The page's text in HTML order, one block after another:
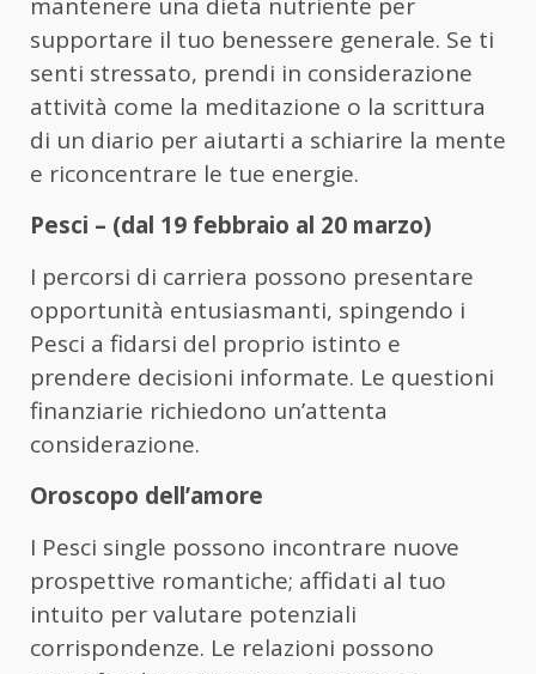
supportare il tuo benessere generale. Se ti
senti stressato, prendi in considerazione
attività come la meditazione o la scrittura
di un diario per aiutarti a schiarire la mente
e riconcentrare le tue energie.
Pesci – (dal 19 febbraio al 20 marzo)
I percorsi di carriera possono presentare
opportunità entusiasmanti, spingendo i
Pesci a fidarsi del proprio istinto e
prendere decisioni informate. Le questioni
finanziarie richiedono un’attenta
considerazione.
Oroscopo dell’amore
I Pesci single possono incontrare nuove
prospettive romantiche; affidati al tuo
intuito per valutare potenziali
corrispondenze. Le relazioni possono